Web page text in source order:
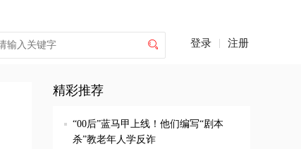
注册
登录

精彩推荐
“00后”蓝马甲上线！他们编写“剧本
杀”教老年人学反诈